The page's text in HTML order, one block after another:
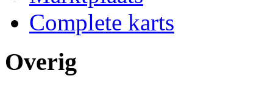
Complete karts
Overig